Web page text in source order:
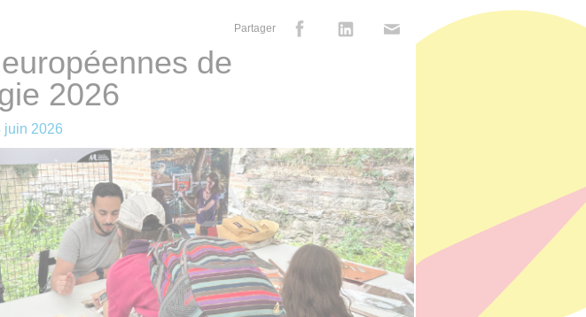
Partager
de
2026
juin 2026